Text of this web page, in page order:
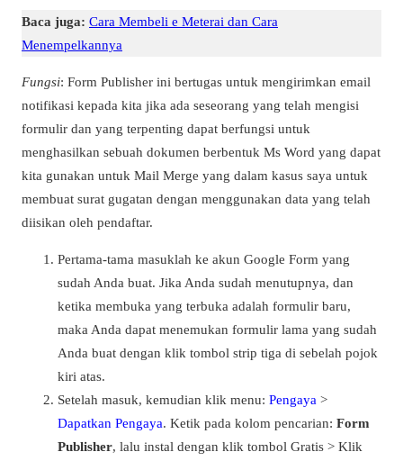
Baca juga: Cara Membeli e Meterai dan Cara
Menempelkannya
Fungsi: Form Publisher ini bertugas untuk mengirimkan email
notifikasi kepada kita jika ada seseorang yang telah mengisi
formulir dan yang terpenting dapat berfungsi untuk
menghasilkan sebuah dokumen berbentuk Ms Word yang dapat
kita gunakan untuk Mail Merge yang dalam kasus saya untuk
membuat surat gugatan dengan menggunakan data yang telah
diisikan oleh pendaftar.
Pertama-tama masuklah ke akun Google Form yang
sudah Anda buat. Jika Anda sudah menutupnya, dan
ketika membuka yang terbuka adalah formulir baru,
maka Anda dapat menemukan formulir lama yang sudah
Anda buat dengan klik tombol strip tiga di sebelah pojok
kiri atas.
Setelah masuk, kemudian klik menu: Pengaya >
Dapatkan Pengaya. Ketik pada kolom pencarian: Form
Publisher, lalu instal dengan klik tombol Gratis > Klik